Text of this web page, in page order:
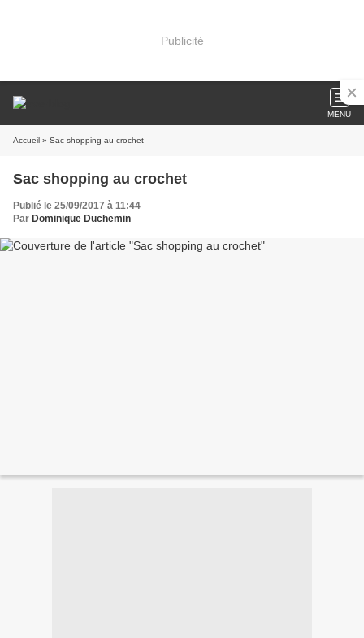
Publicité
MENU
Accueil » Sac shopping au crochet
Sac shopping au crochet
Publié le 25/09/2017 à 11:44
Par Dominique Duchemin